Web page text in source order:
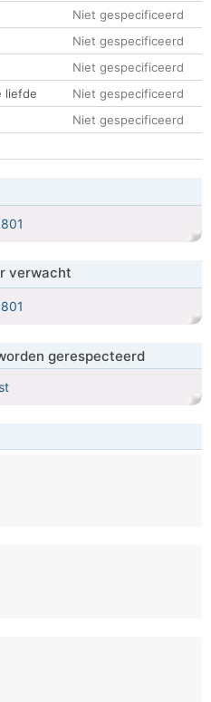
Niet gespecificeerd
Niet gespecificeerd
Niet gespecificeerd
liefde
Niet gespecificeerd
Niet gespecificeerd
verwacht
gerespecteerd